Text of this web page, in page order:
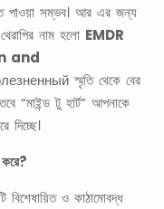
পাওয়া সম্ভব। আর এর জন্য
নাম হলো EMDR
and
স্মৃতি থেকে বের
“মাইন্ড টু হার্ট” আপনাকে
দিচ্ছে।
ও কাঠামোবদ্ধ